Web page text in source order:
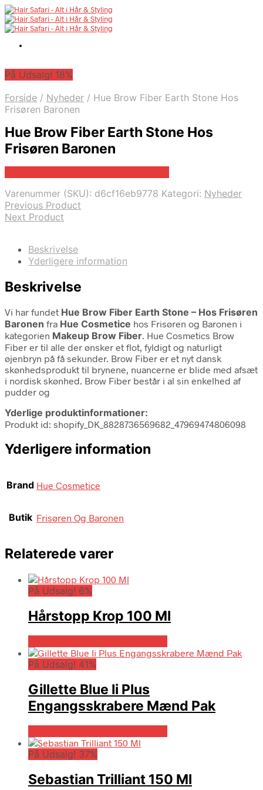
På Udsalg! 18%
Forside / Nyheder / Hue Brow Fiber Earth Stone Hos
Frisøren Baronen
Hue Brow Fiber Earth Stone Hos
Frisøren Baronen
Varenummer (SKU): d6cf16eb9778 Kategori: Nyheder
Previous Product
Next Product
Beskrivelse
Yderligere information
Beskrivelse
Vi har fundet Hue Brow Fiber Earth Stone – Hos Frisøren
Baronen fra Hue Cosmetice hos Frisøren og Baronen i
kategorien Makeup Brow Fiber. Hue Cosmetics Brow
Fiber er til alle der ønsker et flot, fyldigt og naturligt
øjenbryn på få sekunder. Brow Fiber er et nyt dansk
skønhedsprodukt til brynene, nuancerne er blide med afsæt
i nordisk skønhed. Brow Fiber består i al sin enkelhed af
pudder og
Yderlige produktinformationer:
Produkt id: shopify_DK_8828736569682_47969474806098
Yderligere information
Brand Hue Cosmetice
Butik Frisøren Og Baronen
Relaterede varer
På Udsalg! 6%
Hårstopp Krop 100 Ml
På Udsalg! 41%
Gillette Blue Ii Plus
Engangsskrabere Mænd Pak
På Udsalg! 37%
Sebastian Trilliant 150 Ml